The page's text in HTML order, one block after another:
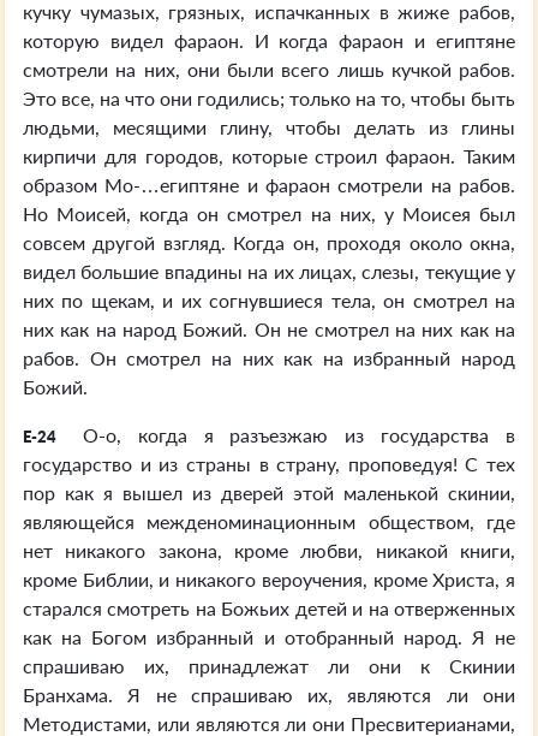
кучку чумазых, грязных, испачканных в жиже рабов,
которую видел фараон. И когда фараон и египтяне
смотрели на них, они были всего лишь кучкой рабов.
Это все, на что они годились; только на то, чтобы быть
людьми, месящими глину, чтобы делать из глины
кирпичи для городов, которые строил фараон. Таким
образом Мо-…египтяне и фараон смотрели на рабов.
Но Моисей, когда он смотрел на них, у Моисея был
совсем другой взгляд. Когда он, проходя около окна,
видел большие впадины на их лицах, слезы, текущие у
них по щекам, и их согнувшиеся тела, он смотрел на
них как на народ Божий. Он не смотрел на них как на
рабов. Он смотрел на них как на избранный народ
Божий.
E-24
О-о, когда я разъезжаю из государства в
государство и из страны в страну, проповедуя! С тех
пор как я вышел из дверей этой маленькой скинии,
являющейся межденоминационным обществом, где
нет никакого закона, кроме любви, никакой книги,
кроме Библии, и никакого вероучения, кроме Христа, я
старался смотреть на Божьих детей и на отверженных
как на Богом избранный и отобранный народ. Я не
спрашиваю их, принадлежат ли они к Скинии
Бранхама. Я не спрашиваю их, являются ли они
Методистами, или являются ли они Пресвитерианами,